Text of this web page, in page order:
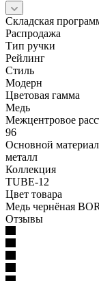
Складская
Распродажа
Тип ручки
Рейлинг
Стиль
Модерн
Цветовая гамма
Медь
Межцентровое
96
Основной материал
металл
Коллекция
TUBE-12
Цвет товара
Медь чернёная
Отзывы